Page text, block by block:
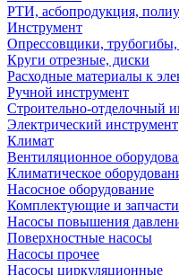
РТИ, асбопродукция,
Инструмент
Опрессовщики,
Круги отрезные, диски
Расходные материалы к
Ручной инструмент
Строительно-отделочный
Электрический инструмент
Климат
Вентиляционное
Климатическое
Насосное оборудование
Комплектующие и
Насосы повышения
Поверхностные насосы
Насосы прочее
Насосы циркуляционные